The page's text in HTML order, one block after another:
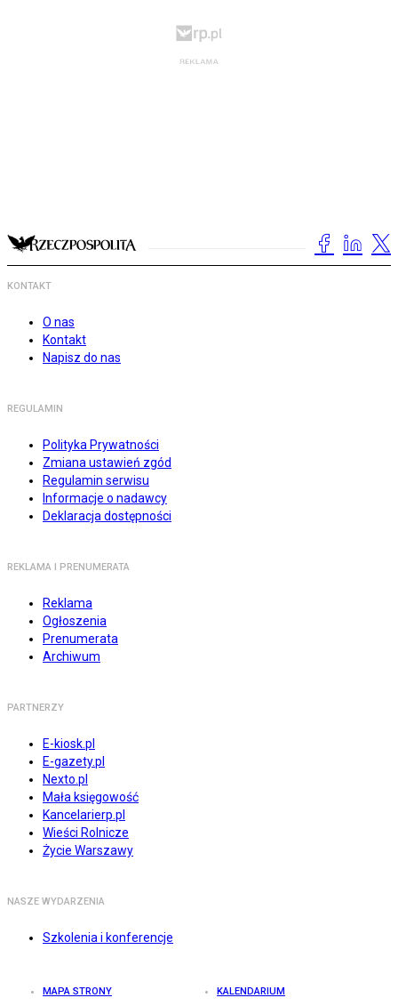
KONTAKT
O nas
Kontakt
Napisz do nas
REGULAMIN
Polityka Prywatności
Zmiana ustawień zgód
Regulamin serwisu
Informacje o nadawcy
Deklaracja dostępności
REKLAMA I PRENUMERATA
Reklama
Ogłoszenia
Prenumerata
Archiwum
PARTNERZY
E-kiosk.pl
E-gazety.pl
Nexto.pl
Mała księgowość
Kancelarierp.pl
Wieści Rolnicze
Życie Warszawy
NASZE WYDARZENIA
Szkolenia i konferencje
MAPA STRONY KALENDARIUM